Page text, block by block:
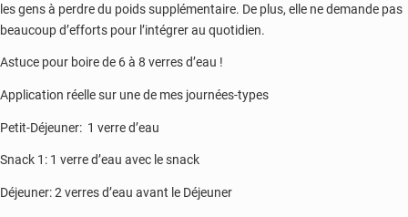
les gens à perdre du poids supplémentaire. De plus, elle ne demande pas
beaucoup d’efforts pour l’intégrer au quotidien.
Astuce pour boire de 6 à 8 verres d’eau !
Application réelle sur une de mes journées-types
Petit-Déjeuner: 1 verre d’eau
Snack 1: 1 verre d’eau avec le snack
Déjeuner: 2 verres d’eau avant le Déjeuner